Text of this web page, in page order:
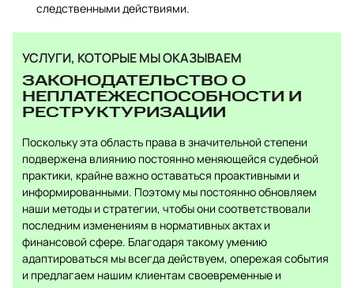
следственными действиями.
УСЛУГИ, КОТОРЫЕ МЫ ОКАЗЫВАЕМ
ЗАКОНОДАТЕЛЬСТВО О
НЕПЛАТЕЖЕСПОСОБНОСТИ И
РЕСТРУКТУРИЗАЦИИ
Поскольку эта область права в значительной степени
подвержена влиянию постоянно меняющейся судебной
практики, крайне важно оставаться проактивными и
информированными. Поэтому мы постоянно обновляем
наши методы и стратегии, чтобы они соответствовали
последним изменениям в нормативных актах и
финансовой сфере. Благодаря такому умению
адаптироваться мы всегда действуем, опережая события
и предлагаем нашим клиентам своевременные и